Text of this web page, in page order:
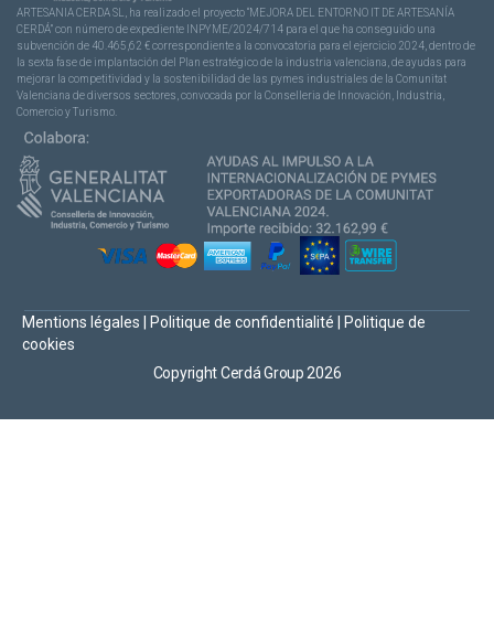
ARTESANIA CERDA SL, ha realizado el proyecto “MEJORA DEL ENTORNO IT DE ARTESANÍA
CERDÁ” con número de expediente INPYME/2024/714 para el que ha conseguido una
subvención de 40.465,62 € correspondiente a la convocatoria para el ejercicio 2024, dentro de
la sexta fase de implantación del Plan estratégico de la industria valenciana, de ayudas para
mejorar la competitividad y la sostenibilidad de las pymes industriales de la Comunitat
Valenciana de diversos sectores, convocada por la Conselleria de Innovación, Industria,
Comercio y Turismo.
Copyright Cerdá Group 2026
Mentions légales Politique de confidentialité
Politique de
cookies